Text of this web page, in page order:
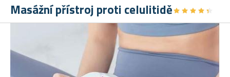
Masážní přístroj proti celulitidě★★★★★
★★★★★